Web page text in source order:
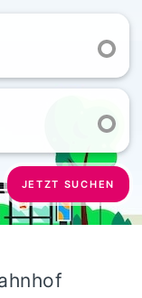
JETZT SUCHEN